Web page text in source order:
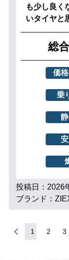
も少し良く
いタイヤと
総
価
乗
投稿日：2026
ブランド：
1 2 3